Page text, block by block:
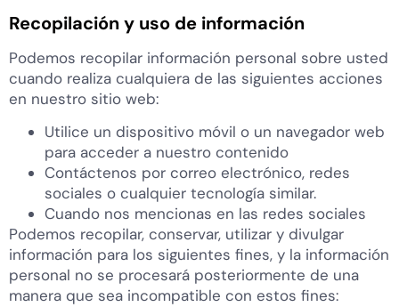
Recopilación y uso de información
Podemos recopilar información personal sobre usted
cuando realiza cualquiera de las siguientes acciones
en nuestro sitio web:
Utilice un dispositivo móvil o un navegador web
para acceder a nuestro contenido
Contáctenos por correo electrónico, redes
sociales o cualquier tecnología similar.
Cuando nos mencionas en las redes sociales
Podemos recopilar, conservar, utilizar y divulgar
información para los siguientes fines, y la información
personal no se procesará posteriormente de una
manera que sea incompatible con estos fines: